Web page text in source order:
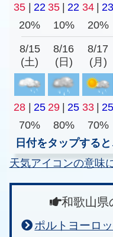
35 | 22 35 | 22 34 | 23
20%
10% 20%
8/15
(土)
8/16
(日)
8/17
(月)
28 | 25 29 | 25 33 | 25
70%
80% 70%
日付をタップする
天気アイコンの意味
和歌山県
ポルトヨーロ